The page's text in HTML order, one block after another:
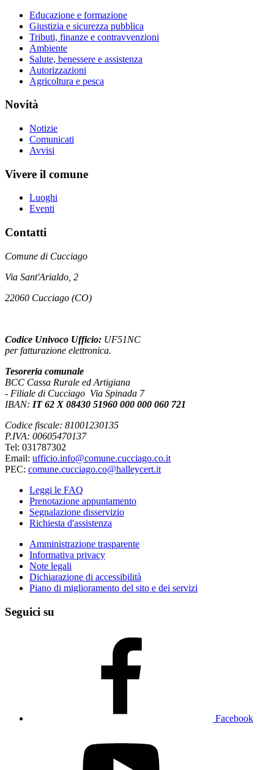
Educazione e formazione
Giustizia e sicurezza pubblica
Tributi, finanze e contravvenzioni
Ambiente
Salute, benessere e assistenza
Autorizzazioni
Agricoltura e pesca
Novità
Notizie
Comunicati
Avvisi
Vivere il comune
Luoghi
Eventi
Contatti
Comune di Cucciago
Via Sant'Arialdo, 2
22060 Cucciago (CO)
Codice Univoco Ufficio: UF51NC
per fatturazione elettronica.
Tesoreria comunale
BCC Cassa Rurale ed Artigiana
- Filiale di Cucciago Via Spinada 7
IBAN: IT 62 X 08430 51960 000 000 060 721
Codice fiscale: 81001230135
P.IVA: 00605470137
Tel: 031787302
Email: ufficio.info@comune.cucciago.co.it
PEC: comune.cucciago.co@halleycert.it
Leggi le FAQ
Prenotazione appuntamento
Segnalazione disservizio
Richiesta d'assistenza
Amministrazione trasparente
Informativa privacy
Note legali
Dichiarazione di accessibilità
Piano di miglioramento del sito e dei servizi
Seguici su
Facebook